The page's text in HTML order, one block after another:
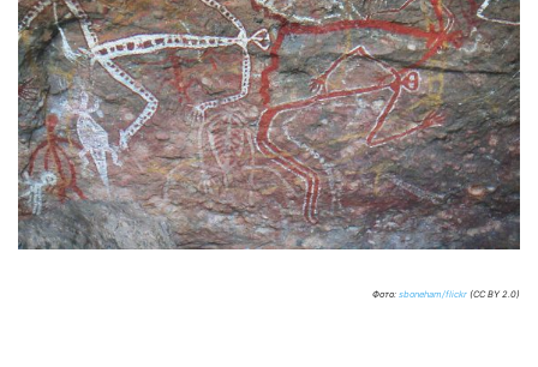
Фото: sboneham/flickr (CC BY 2.0)